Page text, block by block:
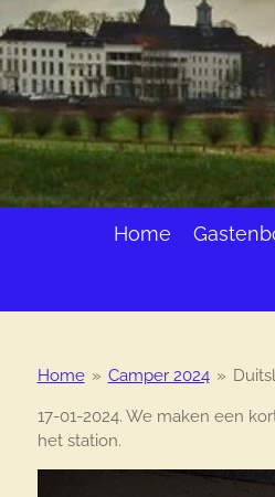
Home
Home » Camper 2024 »
17-01-2024. We maken een
het station.